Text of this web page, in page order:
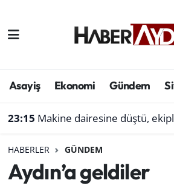
Asayiş Ekonomi Gündem
23:15 Makine dairesine düştü,
HABERLER GÜNDEM
Aydın’a geldiler
Afyonkarahisar
Çevre
Genel
Aydın Hava Durumu
Süper Lig Puan Durumu ve
Son Dakika Haberleri